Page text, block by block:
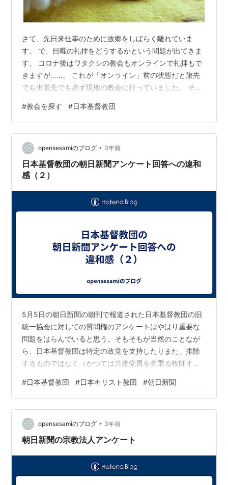
さて、先日来仕事のために故郷をしばらく離れていま
す。 で、日曜の礼拝をどうするかという問題が出てきま
す。 コロナ後はワタクシの教会もオンラインで礼拝もで
きますが……。 これが「オンライン」前の状態だと旅先
でも出張先でも必ず現地の教会に行っていました。 それ
にする」か決めないといけません。 いろいろ選べるって
なかなか面倒だなと思うんです。 でも、ワタクシは現地
の教会に行くのは結構好きです。 今みたいにスマホで何
でも検索できる世の中になる前は、超教派でやってる
「教会紹介サービス」で問い合わせて旅先とかの教会を
紹介してもらいました。 ちょっと大きいホ…
#教会を探す #日本基督教団
opensesamiのブログ • 3年前
日本基督教団の朝日新聞アンケート回答への違和
感（２）
5月5日の朝日新聞の朝刊で報道された日本基督教団の旧
統一協会に対しての質問権のアンケートはやはり重要な
問題をはらんでいると思う。そもそもが当然のことなが
ら、日本基督教団は特定の政党を支持したりまた、排除
するものではなく（かつては共産党員を名乗る牧師すら
と認識している。それが、このような行政の行ったこと
に対して、特定の政党に対してのあからさまな指摘をす
ることに何の意味があるのかわからない。この回答の作
成に当たってどのような組織決定が行われているのかぜ
ひとも明らかにしてほしいものである。 歴史的に見て
#日本基督教団 #日本キリスト教団 #朝日新聞
opensesamiのブログ • 3年前
朝日新聞の宗教法人アンケート